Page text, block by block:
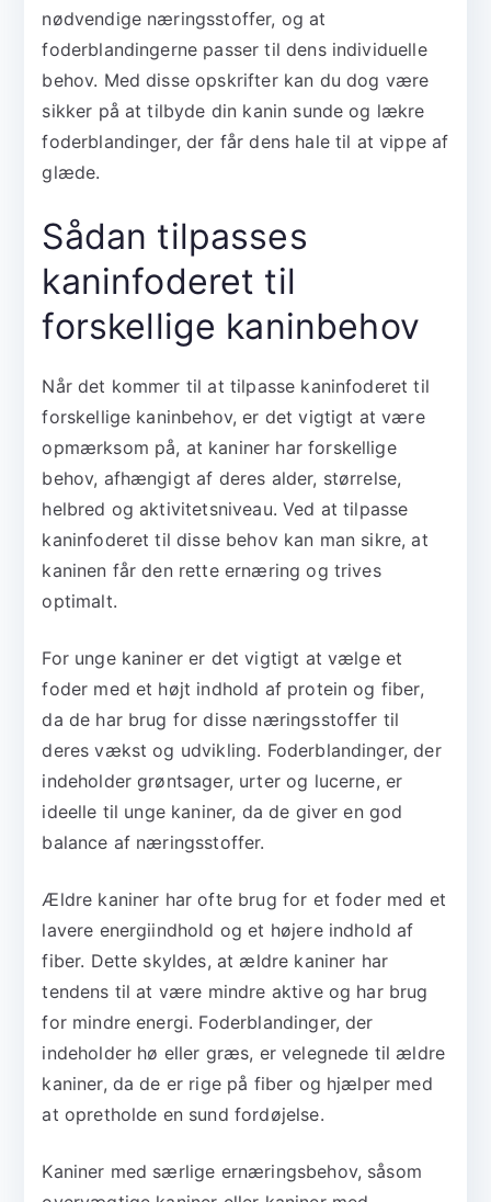
nødvendige næringsstoffer, og at
foderblandingerne passer til dens individuelle
behov. Med disse opskrifter kan du dog være
sikker på at tilbyde din kanin sunde og lækre
foderblandinger, der får dens hale til at vippe af
glæde.
Sådan tilpasses
kaninfoderet til
forskellige kaninbehov
Når det kommer til at tilpasse kaninfoderet til
forskellige kaninbehov, er det vigtigt at være
opmærksom på, at kaniner har forskellige
behov, afhængigt af deres alder, størrelse,
helbred og aktivitetsniveau. Ved at tilpasse
kaninfoderet til disse behov kan man sikre, at
kaninen får den rette ernæring og trives
optimalt.
For unge kaniner er det vigtigt at vælge et
foder med et højt indhold af protein og fiber,
da de har brug for disse næringsstoffer til
deres vækst og udvikling. Foderblandinger, der
indeholder grøntsager, urter og lucerne, er
ideelle til unge kaniner, da de giver en god
balance af næringsstoffer.
Ældre kaniner har ofte brug for et foder med et
lavere energiindhold og et højere indhold af
fiber. Dette skyldes, at ældre kaniner har
tendens til at være mindre aktive og har brug
for mindre energi. Foderblandinger, der
indeholder hø eller græs, er velegnede til ældre
kaniner, da de er rige på fiber og hjælper med
at opretholde en sund fordøjelse.
Kaniner med særlige ernæringsbehov, såsom